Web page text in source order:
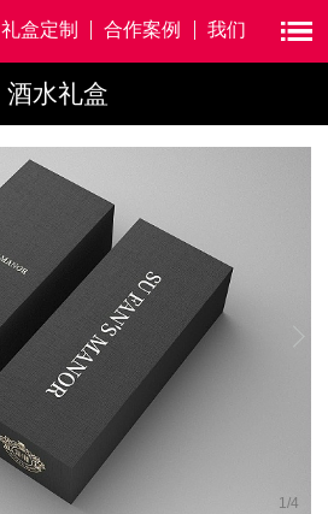
礼盒定制 合作案例 我们
酒水礼盒
1 /4